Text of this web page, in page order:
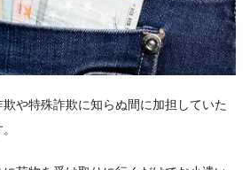
や特殊詐欺に知らぬ間に加担していた